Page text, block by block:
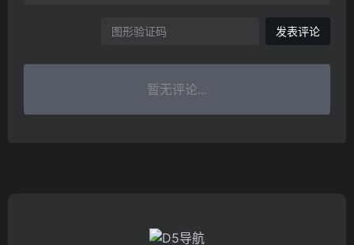
发表评论
暂无评论...